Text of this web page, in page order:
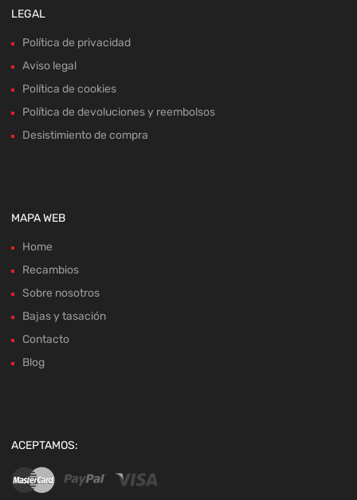
LEGAL
Política de privacidad
Aviso legal
Política de cookies
Política de devoluciones y reembolsos
Desistimiento de compra
MAPA WEB
Home
Recambios
Sobre nosotros
Bajas y tasación
Contacto
Blog
ACEPTAMOS: